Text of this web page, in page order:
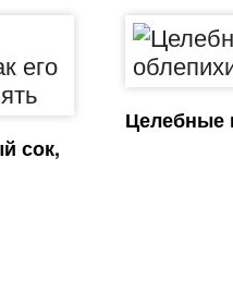
сок,
Целебные